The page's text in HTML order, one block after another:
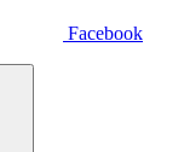
Facebook